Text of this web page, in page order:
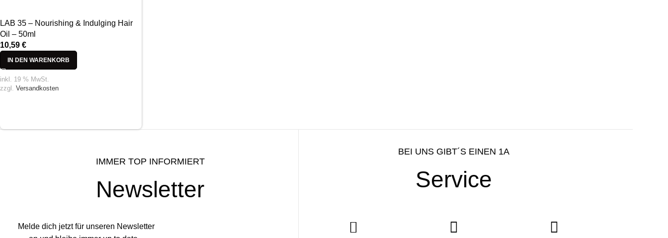
LAB 35 – Nourishing & Indulging Hair
Oil – 50ml
10,59 €
IN DEN WARENKORB
inkl. 19 % MwSt.
zzgl. Versandkosten
IMMER TOP INFORMIERT
Newsletter
Melde dich jetzt für unseren Newsletter
BEI UNS GIBT´S EINEN 1A
Service